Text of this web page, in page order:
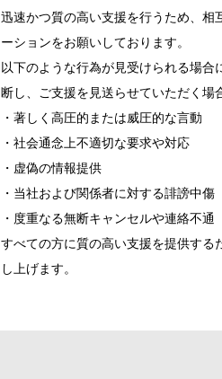
迅速かつ質の高い支援を行うため、相
ーションをお願いしております。
以下のような行為が見受けられる場合
断し、ご支援を見送らせていただく場
・著しく高圧的または威圧的な言動
・社会通念上不適切な要求や対応
・虚偽の情報提供
・当社および関係者に対する誹謗中傷
・度重なる無断キャンセルや連絡不通
すべての方に質の高い支援を提供する
し上げます。